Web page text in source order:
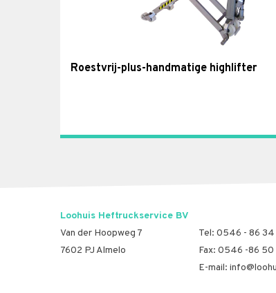
Roestvrij-plus-handmatige highlifter
Loohuis Heftruckservice BV
Van der Hoopweg 7
7602 PJ Almelo
Tel: 0546 - 86 34
Fax: 0546 -86 50
E-mail: